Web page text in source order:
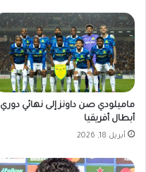
ب
ر
2
0
2
5
م
ماميلودي صن داونز إلى نهائي دوري
أبطال أفريقيا
أبريل 18, 2026